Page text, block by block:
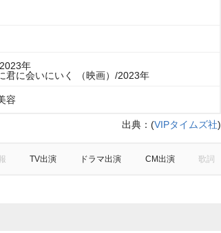
年
君に会いにいく （映画）/2023年
容
出典： (VIPタイムズ社)
TV出演 ドラマ出演 CM出演 歌詞